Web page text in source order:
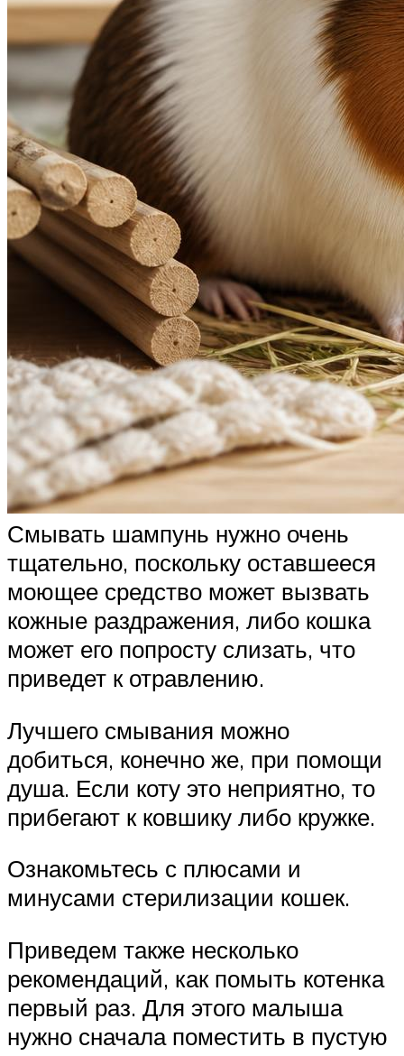
Смывать шампунь нужно очень
тщательно, поскольку оставшееся
моющее средство может вызвать
кожные раздражения, либо кошка
может его попросту слизать, что
приведет к отравлению.
Лучшего смывания можно
добиться, конечно же, при помощи
душа. Если коту это неприятно, то
прибегают к ковшику либо кружке.
Ознакомьтесь с плюсами и
минусами стерилизации кошек.
Приведем также несколько
рекомендаций, как помыть котенка
первый раз. Для этого малыша
нужно сначала поместить в пустую